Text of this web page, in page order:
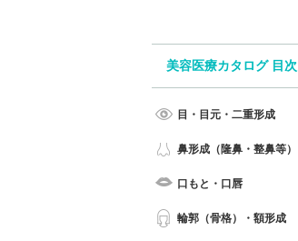
美容医療カタログ 目次
目・目元・二重形成
鼻形成（隆鼻・整鼻等）
口もと・口唇
輪郭（骨格）・額形成